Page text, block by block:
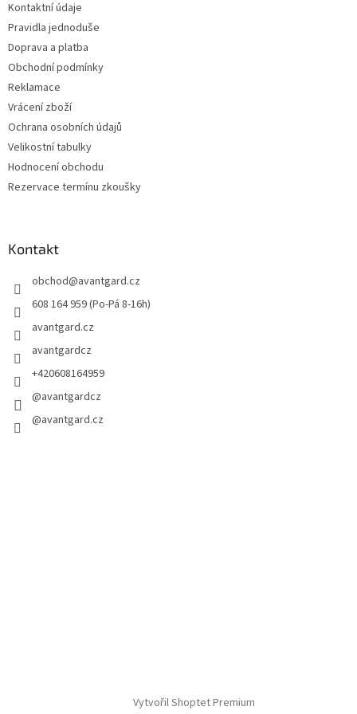
Kontaktní údaje
Pravidla jednoduše
Doprava a platba
Obchodní podmínky
Reklamace
Vrácení zboží
Ochrana osobních údajů
Velikostní tabulky
Hodnocení obchodu
Rezervace termínu zkoušky
Kontakt
obchod@avantgard.cz
608 164 959 (Po-Pá 8-16h)
avantgard.cz
avantgardcz
+420608164959
@avantgardcz
@avantgard.cz
Vytvořil Shoptet Premium